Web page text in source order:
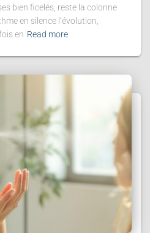
bien ficelés, reste la colonne
en silence l’évolution,
en Read more